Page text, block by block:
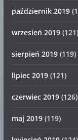
październik 2019
wrzesień 2019(121)
sierpień 2019(119)
lipiec 2019(121)
czerwiec 2019(126)
maj 2019(119)